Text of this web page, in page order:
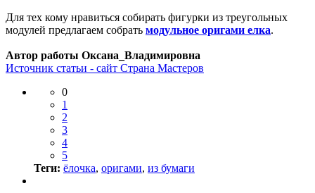
Для тех кому нравиться собирать фигурки из треугольных
модулей предлагаем собрать модульное оригами елка.
Автор работы Оксана_Владимировна
Источник статьи - сайт Страна Мастеров
0
1
2
3
4
5
Теги: ёлочка, оригами, из бумаги